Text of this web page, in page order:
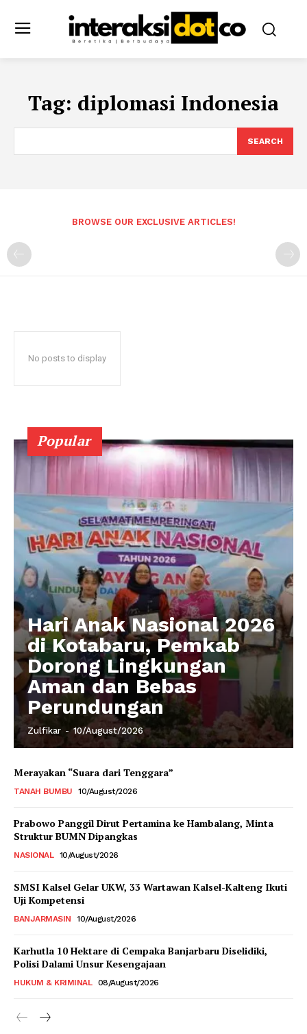
Tag: diplomasi Indonesia
SEARCH
BROWSE OUR EXCLUSIVE ARTICLES!
No posts to display
Popular
Hari Anak Nasional 2026
di Kotabaru, Pemkab
Dorong Lingkungan
Aman dan Bebas
Perundungan
Zulfikar - 10/August/2026
Merayakan “Suara dari Tenggara”
TANAH BUMBU 10/August/2026
Prabowo Panggil Dirut Pertamina ke Hambalang, Minta
Struktur BUMN Dipangkas
NASIONAL 10/August/2026
SMSI Kalsel Gelar UKW, 33 Wartawan Kalsel-Kalteng Ikuti
Uji Kompetensi
BANJARMASIN 10/August/2026
Karhutla 10 Hektare di Cempaka Banjarbaru Diselidiki,
Polisi Dalami Unsur Kesengajaan
HUKUM & KRIMINAL 08/August/2026